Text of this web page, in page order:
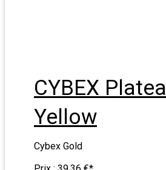
CYBEX
Yellow
Cybex Gold